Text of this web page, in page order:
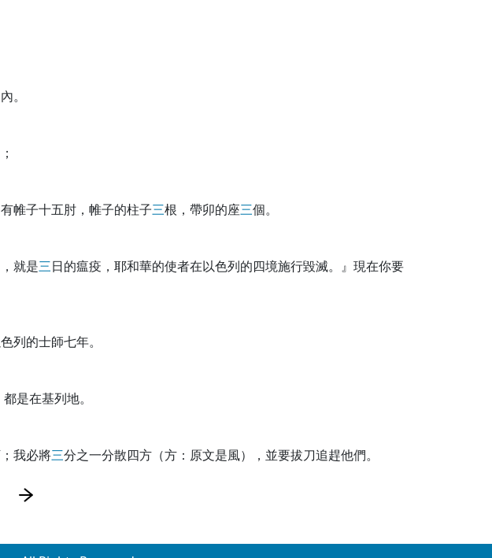
。
帷子十五肘，帷子的柱子三根，帶卯的座三個。
就是三日的瘟疫，耶和華的使者在以色列的四境施行毀滅。』現在你要
列的士師七年。
是在基列地。
我必將三分之一分散四方（方：原文是風），並要拔刀追趕他們。